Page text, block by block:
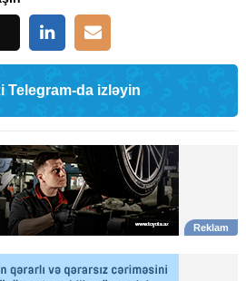
Telegram-da izləyin